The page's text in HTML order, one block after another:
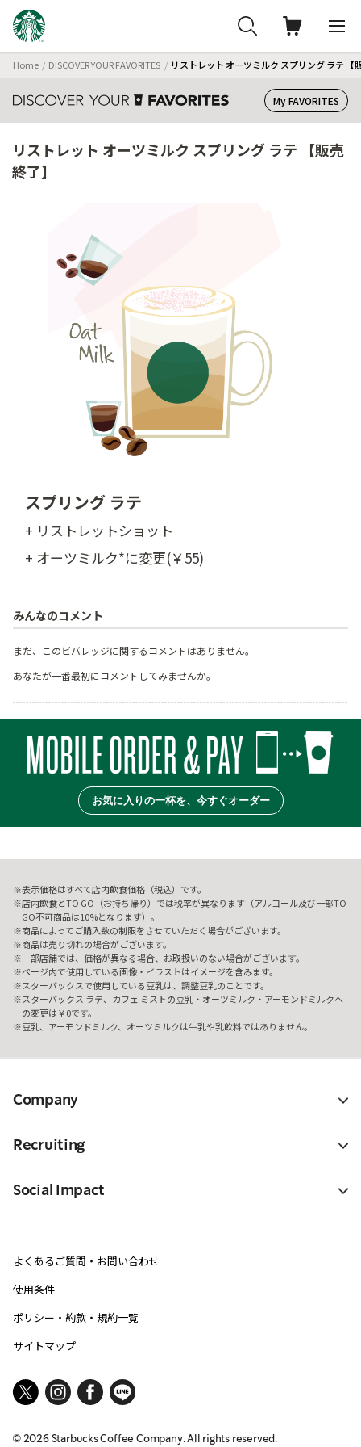
Home DISCOVER YOUR FAVORITES リストレット オーツミルク スプリング ラテ 【
My FAVORITES
リストレット オーツミルク スプリング ラテ 【販売
終了】
スプリング ラテ
+ リストレットショット
+ オーツミルク*に変更(￥55)
みんなのコメント
まだ、このビバレッジに関するコメントはありません。
あなたが一番最初にコメントしてみませんか。
お気に入りの一杯を、今すぐオーダー
表示価格はすべて店内飲食価格（税込）です。
店内飲食とTO GO（お持ち帰り）では税率が異なります（アルコール及び一部TO
GO不可商品は10%となります）。
商品によってご購入数の制限をさせていただく場合がございます。
商品は売り切れの場合がございます。
一部店舗では、価格が異なる場合、お取扱いのない場合がございます。
ページ内で使用している画像・イラストはイメージを含みます。
スターバックスで使用している豆乳は、調整豆乳のことです。
スターバックス ラテ、カフェ ミストの豆乳・オーツミルク・アーモンドミルクへ
の変更は￥0です。
豆乳、アーモンドミルク、オーツミルクは牛乳や乳飲料ではありません。
Company
Recruiting
Social Impact
よくあるご質問・お問い合わせ
使用条件
ポリシー・約款・規約一覧
サイトマップ
© 2026Starbucks Coffee Company. All rights reserved.